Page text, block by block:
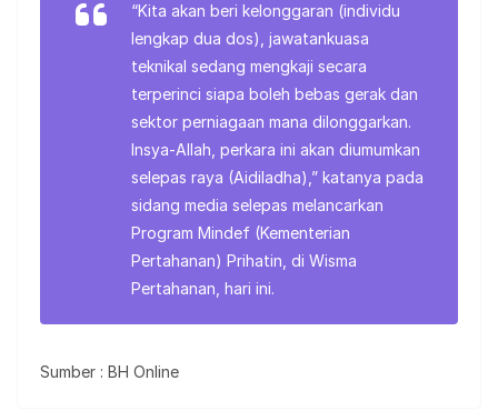
“Kita akan beri kelonggaran (individu
lengkap dua dos), jawatankuasa
teknikal sedang mengkaji secara
terperinci siapa boleh bebas gerak dan
sektor perniagaan mana dilonggarkan.
Insya-Allah, perkara ini akan diumumkan
selepas raya (Aidiladha),” katanya pada
sidang media selepas melancarkan
Program Mindef (Kementerian
Pertahanan) Prihatin, di Wisma
Pertahanan, hari ini.
Sumber : BH Online